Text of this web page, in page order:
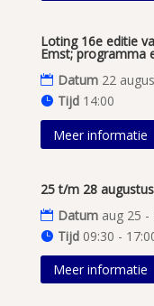
Loting 16e editie
Emst; programma
Datum 22
Tijd 14:00
Meer informatie
25 t/m 28
Datum aug 25 -
Tijd 09:30 -
Meer informatie